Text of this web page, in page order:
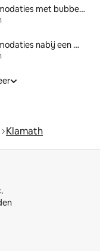
Accommodaties met bubbelbad
Accommodaties nabij een meer
Klamath